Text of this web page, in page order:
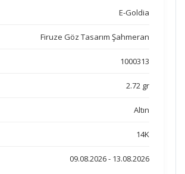
E-Goldia
Firuze Göz Tasarım Şahmeran
1000313
2.72 gr
Altın
14K
09.08.2026 - 13.08.2026